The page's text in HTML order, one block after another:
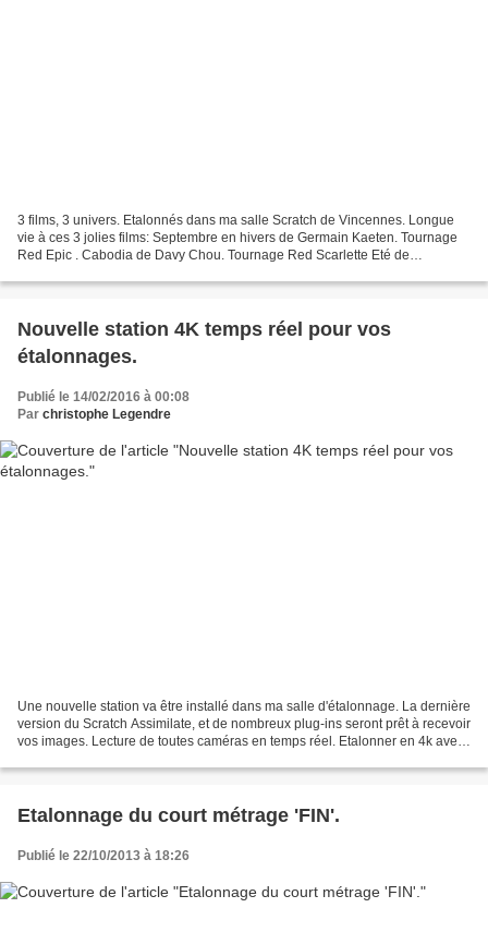
3 films, 3 univers. Etalonnés dans ma salle Scratch de Vincennes. Longue
vie à ces 3 jolies films: Septembre en hivers de Germain Kaeten. Tournage
Red Epic . Cabodia de Davy Chou. Tournage Red Scarlette Eté de
Nouvelle station 4K temps réel pour vos
étalonnages.
Publié le 14/02/2016 à 00:08
Par christophe Legendre
Une nouvelle station va être installé dans ma salle d'étalonnage. La dernière
version du Scratch Assimilate, et de nombreux plug-ins seront prêt à recevoir
vos images. Lecture de toutes caméras en temps réel. Etalonner en 4k avec
Etalonnage du court métrage 'FIN'.
Publié le 22/10/2013 à 18:26